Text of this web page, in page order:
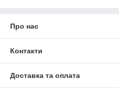
Про нас
Контакти
Доставка та оплата